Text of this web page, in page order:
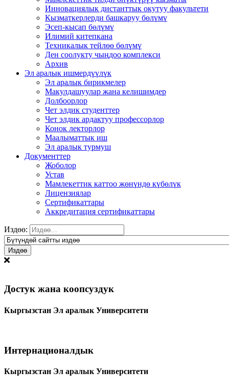
Инновациялык дистанттык окутуу факультети
Кызматкерлерди башкаруу бөлүмү
Эсеп-кысап бөлүмү
Илимий китепкана
Техникалык тейлөө бөлүмү
Ден соолукту чыңдоо комплекси
Архив
Эл аралык ишмердүүлүк
Эл аралык бирикмелер
Макулдашуулар жана келишимдер
Долбоорлор
Чет элдик студенттер
Чет элдик ардактуу профессорлор
Конок лекторлор
Маалыматтык иш
Эл аралык турмуш
Документтер
Жоболор
Устав
Мамлекеттик каттоо жөнүндө күбөлүк
Лицензиялар
Сертификаттары
Аккредитация сертификаттары
Издөө:
Достук жана коопсуздук
Кыргызстан Эл аралык Университети
Интернационалдык
Кыргызстан Эл аралык Университети